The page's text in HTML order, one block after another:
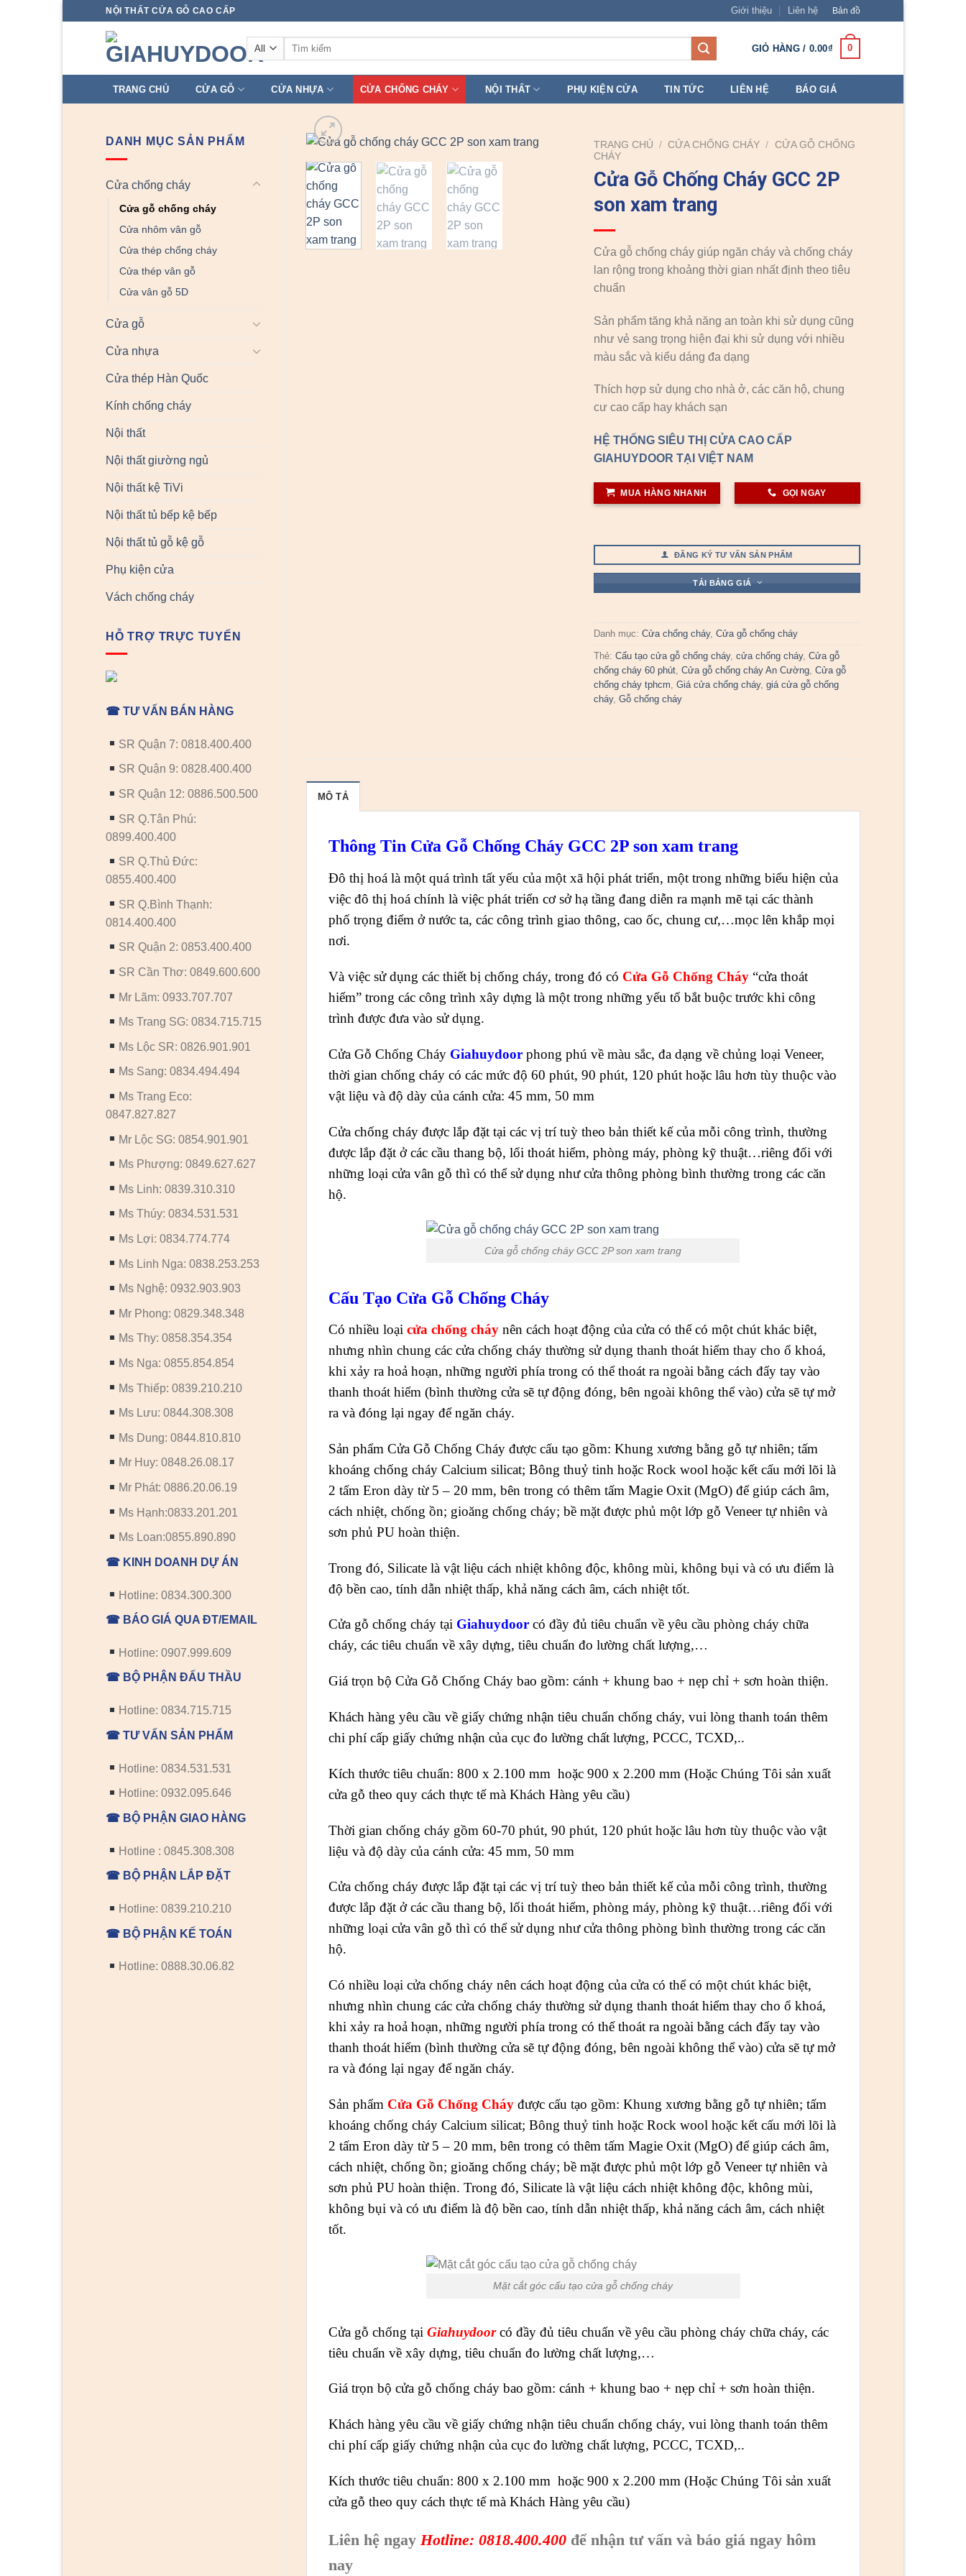
NỘI THẤT CỬA GỖ CAO CẤP Giới thiệu Liên hệ Bản đồ
Tìm
GIỎ HÀNG / 0.00₫ 0
TRANG CHỦ CỬA GỖ CỬA NHỰA CỬA CHỐNG CHÁY NỘI THẤT PHỤ KIỆN CỬA TIN TỨC LIÊN HỆ BÁO GIÁ
DANH MỤC SẢN PHẨM
Cửa chống cháy
Cửa gỗ chống cháy
Cửa nhôm vân gỗ
Cửa thép chống cháy
Cửa thép vân gỗ
Cửa vân gỗ 5D
Cửa gỗ
Cửa nhựa
Cửa thép Hàn Quốc
Kính chống cháy
Nội thất
Nội thất giường ngủ
Nội thất kệ TiVi
Nội thất tủ bếp kệ bếp
Nội thất tủ gỗ kệ gỗ
Phụ kiện cửa
Vách chống cháy
HỖ TRỢ TRỰC TUYẾN
☎ TƯ VẤN BÁN HÀNG
SR Quận 7: 0818.400.400
SR Quận 9: 0828.400.400
SR Quận 12: 0886.500.500
SR Q.Tân Phú:
0899.400.400
SR Q.Thủ Đức:
0855.400.400
SR Q.Bình Thạnh:
0814.400.400
SR Quận 2: 0853.400.400
SR Cần Thơ: 0849.600.600
Mr Lãm: 0933.707.707
Ms Trang SG: 0834.715.715
Ms Lộc SR: 0826.901.901
Ms Sang: 0834.494.494
Ms Trang Eco:
0847.827.827
Mr Lộc SG: 0854.901.901
Ms Phượng: 0849.627.627
Ms Linh: 0839.310.310
Ms Thúy: 0834.531.531
Ms Lợi: 0834.774.774
Ms Linh Nga: 0838.253.253
Ms Nghệ: 0932.903.903
Mr Phong: 0829.348.348
Ms Thy: 0858.354.354
Ms Nga: 0855.854.854
Ms Thiếp: 0839.210.210
Ms Lưu: 0844.308.308
Ms Dung: 0844.810.810
Mr Huy: 0848.26.08.17
Mr Phát: 0886.20.06.19
Ms Hạnh:0833.201.201
Ms Loan:0855.890.890
☎ KINH DOANH DỰ ÁN
Hotline: 0834.300.300
☎ BÁO GIÁ QUA ĐT/EMAIL
Hotline: 0907.999.609
☎ BỘ PHẬN ĐẤU THẦU
Hotline: 0834.715.715
☎ TƯ VẤN SẢN PHẨM
Hotline: 0834.531.531
Hotline: 0932.095.646
☎ BỘ PHẬN GIAO HÀNG
Hotline : 0845.308.308
☎ BỘ PHẬN LẮP ĐẶT
Hotline: 0839.210.210
☎ BỘ PHẬN KẾ TOÁN
Hotline: 0888.30.06.82
TRANG CHỦ / CỬA CHỐNG CHÁY / CỬA GỖ CHỐNG
CHÁY
Cửa Gỗ Chống Cháy GCC 2P
son xam trang
Cửa gỗ chống cháy giúp ngăn cháy và chống cháy
lan rộng trong khoảng thời gian nhất định theo tiêu
chuẩn
Sản phẩm tăng khả năng an toàn khi sử dụng cũng
như vẻ sang trọng hiện đại khi sử dụng với nhiều
màu sắc và kiểu dáng đa dạng
Thích hợp sử dụng cho nhà ở, các căn hộ, chung
cư cao cấp hay khách sạn
HỆ THỐNG SIÊU THỊ CỬA CAO CẤP
GIAHUYDOOR TẠI VIỆT NAM
MUA HÀNG NHANH GỌI NGAY
ĐĂNG KÝ TƯ VẤN SẢN PHẨM
TẢI BẢNG GIÁ
Danh mục:Cửa chống cháy,Cửa gỗ chống cháy
Thẻ:Cấu tạo cửa gỗ chống cháy,cửa chống cháy,Cửa gỗ
chống cháy 60 phút ,Cửa gỗ chống cháy An Cường ,Cửa gỗ
chống cháy tphcm ,Giá cửa chống cháy,giá cửa gỗ chống
cháy,Gỗ chống cháy
MÔ TẢ
Thông Tin Cửa Gỗ Chống Cháy GCC 2P son xam trang
Đô thị hoá là một quá trình tất yếu của một xã hội phát triển, một trong những biểu hiện của
việc đô thị hoá chính là việc phát triển cơ sở hạ tầng đang diễn ra mạnh mẽ tại các thành
phố trọng điểm ở nước ta, các công trình giao thông, cao ốc, chung cư,…mọc lên khắp mọi
nơi.
Và việc sử dụng các thiết bị chống cháy, trong đó có Cửa Gỗ Chống Cháy“cửa thoát
hiểm” trong các công trình xây dựng là một trong những yếu tố bắt buộc trước khi công
trình được đưa vào sử dụng.
Cửa Gỗ Chống Cháy Giahuydoorphong phú về màu sắc, đa dạng về chủng loại Veneer,
thời gian chống cháy có các mức độ 60 phút, 90 phút, 120 phút hoặc lâu hơn tùy thuộc vào
vật liệu và độ dày của cánh cửa: 45 mm, 50 mm
Cửa chống cháy được lắp đặt tại các vị trí tuỳ theo bản thiết kế của mỗi công trình, thường
được lắp đặt ở các cầu thang bộ, lối thoát hiểm, phòng máy, phòng kỹ thuật…riêng đối với
những loại cửa vân gỗ thì có thể sử dụng như cửa thông phòng bình thường trong các căn
hộ.
Cửa gỗ chống cháy GCC 2P son xam trang
Cấu Tạo Cửa Gỗ Chống Cháy
Có nhiều loại cửa chống cháynên cách hoạt động của cửa có thể có một chút khác biệt,
nhưng nhìn chung các cửa chống cháy thường sử dụng thanh thoát hiểm thay cho ổ khoá,
khi xảy ra hoả hoạn, những người phía trong có thể thoát ra ngoài bằng cách đẩy tay vào
thanh thoát hiểm (bình thường cửa sẽ tự động đóng, bên ngoài không thể vào) cửa sẽ tự mở
ra và đóng lại ngay để ngăn cháy.
Sản phẩm Cửa Gỗ Chống Cháy được cấu tạo gồm: Khung xương bằng gỗ tự nhiên; tấm
khoáng chống cháy Calcium silicat; Bông thuỷ tinh hoặc Rock wool hoặc kết cấu mới lõi là
2 tấm Eron dày từ 5 – 20 mm, bên trong có thêm tấm Magie Oxit (MgO) để giúp cách âm,
cách nhiệt, chống ồn; gioăng chống cháy; bề mặt được phủ một lớp gỗ Veneer tự nhiên và
sơn phủ PU hoàn thiện.
Trong đó, Silicate là vật liệu cách nhiệt không độc, không mùi, không bụi và có ưu điểm là
độ bền cao, tính dẫn nhiệt thấp, khả năng cách âm, cách nhiệt tốt.
Cửa gỗ chống cháy tại Giahuydoorcó đầy đủ tiêu chuẩn về yêu cầu phòng cháy chữa
cháy, các tiêu chuẩn về xây dựng, tiêu chuẩn đo lường chất lượng,…
Giá trọn bộ Cửa Gỗ Chống Cháy bao gồm: cánh + khung bao + nẹp chỉ + sơn hoàn thiện.
Khách hàng yêu cầu về giấy chứng nhận tiêu chuẩn chống cháy, vui lòng thanh toán thêm
chi phí cấp giấy chứng nhận của cục đo lường chất lượng, PCCC, TCXD,..
Kích thước tiêu chuẩn: 800 x 2.100 mm hoặc 900 x 2.200 mm (Hoặc Chúng Tôi sản xuất
cửa gỗ theo quy cách thực tế mà Khách Hàng yêu cầu)
Thời gian chống cháy gồm 60-70 phút, 90 phút, 120 phút hoặc lâu hơn tùy thuộc vào vật
liệu và độ dày của cánh cửa: 45 mm, 50 mm
Cửa chống cháy được lắp đặt tại các vị trí tuỳ theo bản thiết kế của mỗi công trình, thường
được lắp đặt ở các cầu thang bộ, lối thoát hiểm, phòng máy, phòng kỹ thuật…riêng đối với
những loại cửa vân gỗ thì có thể sử dụng như cửa thông phòng bình thường trong các căn
hộ.
Có nhiều loại cửa chống cháy nên cách hoạt động của cửa có thể có một chút khác biệt,
nhưng nhìn chung các cửa chống cháy thường sử dụng thanh thoát hiểm thay cho ổ khoá,
khi xảy ra hoả hoạn, những người phía trong có thể thoát ra ngoài bằng cách đẩy tay vào
thanh thoát hiểm (bình thường cửa sẽ tự động đóng, bên ngoài không thể vào) cửa sẽ tự mở
ra và đóng lại ngay để ngăn cháy.
Sản phẩm Cửa Gỗ Chống Cháyđược cấu tạo gồm: Khung xương bằng gỗ tự nhiên; tấm
khoáng chống cháy Calcium silicat; Bông thuỷ tinh hoặc Rock wool hoặc kết cấu mới lõi là
2 tấm Eron dày từ 5 – 20 mm, bên trong có thêm tấm Magie Oxit (MgO) để giúp cách âm,
cách nhiệt, chống ồn; gioăng chống cháy; bề mặt được phủ một lớp gỗ Veneer tự nhiên và
sơn phủ PU hoàn thiện. Trong đó, Silicate là vật liệu cách nhiệt không độc, không mùi,
không bụi và có ưu điểm là độ bền cao, tính dẫn nhiệt thấp, khả năng cách âm, cách nhiệt
tốt.
Mặt cắt góc cấu tạo cửa gỗ chống cháy
Cửa gỗ chống tại Giahuydoorcó đầy đủ tiêu chuẩn về yêu cầu phòng cháy chữa cháy, các
tiêu chuẩn về xây dựng, tiêu chuẩn đo lường chất lượng,…
Giá trọn bộ cửa gỗ chống cháy bao gồm: cánh + khung bao + nẹp chỉ + sơn hoàn thiện.
Khách hàng yêu cầu về giấy chứng nhận tiêu chuẩn chống cháy, vui lòng thanh toán thêm
chi phí cấp giấy chứng nhận của cục đo lường chất lượng, PCCC, TCXD,..
Kích thước tiêu chuẩn: 800 x 2.100 mm hoặc 900 x 2.200 mm (Hoặc Chúng Tôi sản xuất
cửa gỗ theo quy cách thực tế mà Khách Hàng yêu cầu)
Liên hệ ngay Hotline: 0818.400.400để nhận tư vấn và báo giá ngay hôm
nay